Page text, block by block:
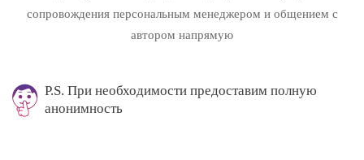
сопровождения персональным менеджером и общением с
автором напрямую
P.S. При необходимости предоставим полную
анонимность